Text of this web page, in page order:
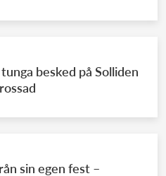
besked på Solliden
sin egen fest –